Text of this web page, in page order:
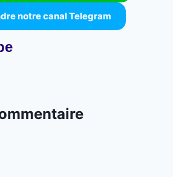
notre canal Telegram